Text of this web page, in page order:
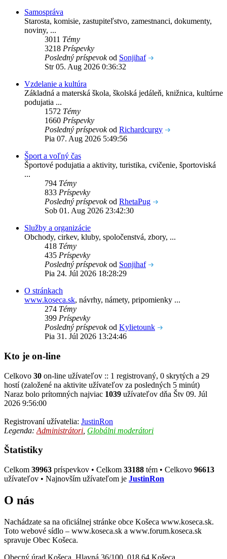
Samospráva
Starosta, komisie, zastupiteľstvo, zamestnanci, dokumenty,
noviny, ...
3011 Témy
3218 Príspevky
Posledný príspevokod Sonjihaf
Str 05. Aug 2026 0:36:32
Vzdelanie a kultúra
Základná a materská škola, školská jedáleň, knižnica, kultúrne
podujatia ...
1572 Témy
1660 Príspevky
Posledný príspevokod Richardcurgy
Pia 07. Aug 2026 5:49:56
Šport a voľný čas
Športové podujatia a aktivity, turistika, cvičenie, športoviská
...
794 Témy
833 Príspevky
Posledný príspevokod RhetaPug
Sob 01. Aug 2026 23:42:30
Služby a organizácie
Obchody, cirkev, kluby, spoločenstvá, zbory, ...
418 Témy
435 Príspevky
Posledný príspevokod Sonjihaf
Pia 24. Júl 2026 18:28:29
O stránkach
www.koseca.sk, návrhy, námety, pripomienky ...
274 Témy
399 Príspevky
Posledný príspevokod Kylietounk
Pia 31. Júl 2026 13:24:46
Kto je on-line
Celkovo 30 on-line užívateľov :: 1 registrovaný, 0 skrytých a 29
hostí (založené na aktivite užívateľov za posledných 5 minút)
Naraz bolo prítomných najviac 1039 užívateľov dňa Štv 09. Júl
2026 9:56:00
Registrovaní užívatelia: JustinRon
Legenda: Administrátori Globálni moderátori
Štatistiky
Celkom 39963 príspevkov • Celkom 33188 tém • Celkovo 96613
užívateľov • Najnovším užívateľom je JustinRon
O nás
Nachádzate sa na oficiálnej stránke obce Košeca www.koseca.sk.
Toto webové sídlo – www.koseca.sk a www.forum.koseca.sk
spravuje Obec Košeca.
Obecný úrad Košeca, Hlavná 36/100, 018 64 Košeca